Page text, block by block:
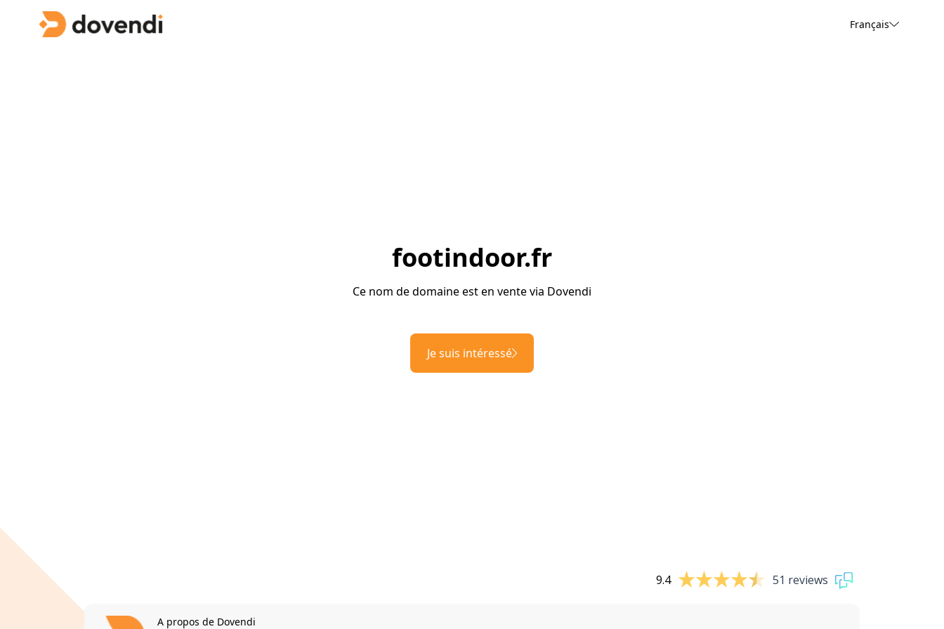
Français
footindoor.fr
Ce nom de domaine est en vente via Dovendi
Je suis intéressé
9.4 51 reviews
A propos de Dovendi